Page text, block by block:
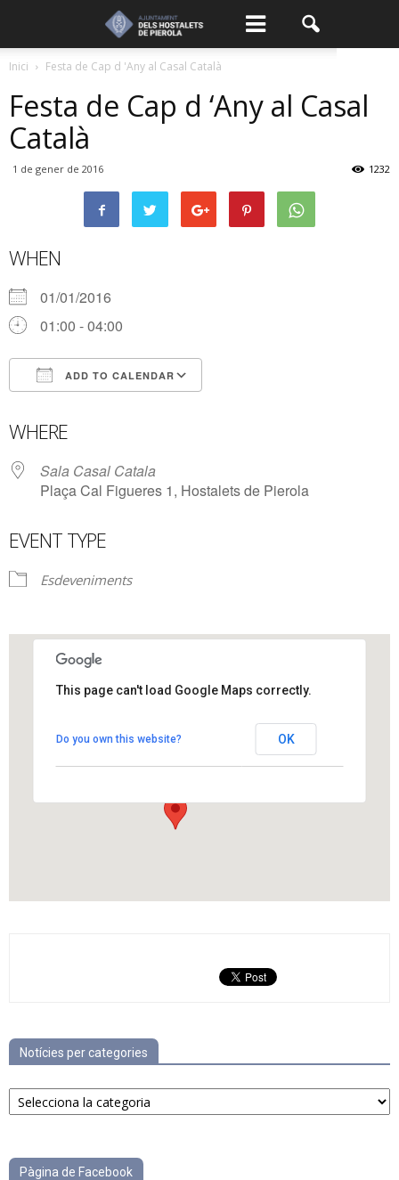
Inici Festa de Cap d 'Any al Casal Català
Festa de Cap d ‘Any al Casal
Català
1 de gener de 2016 1232
WHEN
01/01/2016
01:00 - 04:00
ADD TO CALENDAR
WHERE
Sala Casal Catala
Plaça Cal Figueres 1, Hostalets de Pierola
EVENT TYPE
Esdeveniments
Plaça Cal Figueres 1 - Hostalets de Pierola
View Events
This page can't load Google Maps correctly.
Do you own this website? OK
Notícies per categories
Notícies
per
Pàgina de Facebook